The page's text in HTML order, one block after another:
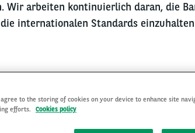
Wir arbeiten kontinuierlich daran, die
internationalen Standards
mit den Web Content
wurden entwickelt, um die
agree to the storing of cookies on your device to enhance site
efforts.
Cookies policy